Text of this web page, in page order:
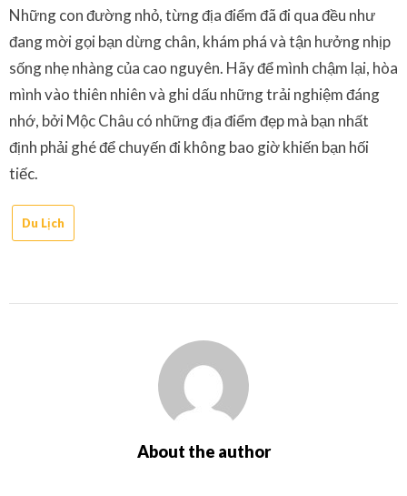
Những con đường nhỏ, từng địa điểm đã đi qua đều như
đang mời gọi bạn dừng chân, khám phá và tận hưởng nhịp
sống nhẹ nhàng của cao nguyên. Hãy để mình chậm lại, hòa
mình vào thiên nhiên và ghi dấu những trải nghiệm đáng
nhớ, bởi Mộc Châu có những địa điểm đẹp mà bạn nhất
định phải ghé để chuyến đi không bao giờ khiến bạn hối
tiếc.
Du Lịch
About the author